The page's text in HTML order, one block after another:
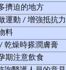
擠迫的地方
運動 / 增強抵抗力
料
乾燥時搽潤膚膏
期注意飲食